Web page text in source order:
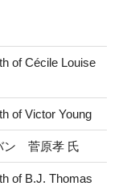
of Cécile Louise
of Victor Young
ン 菅原孝 氏
of B.J. Thomas